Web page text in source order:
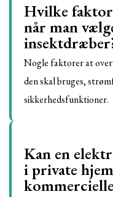
Hvilke
når man
Nogle faktorer at
den skal bruges,
sikkerhedsfunktioner.
Kan en
i private